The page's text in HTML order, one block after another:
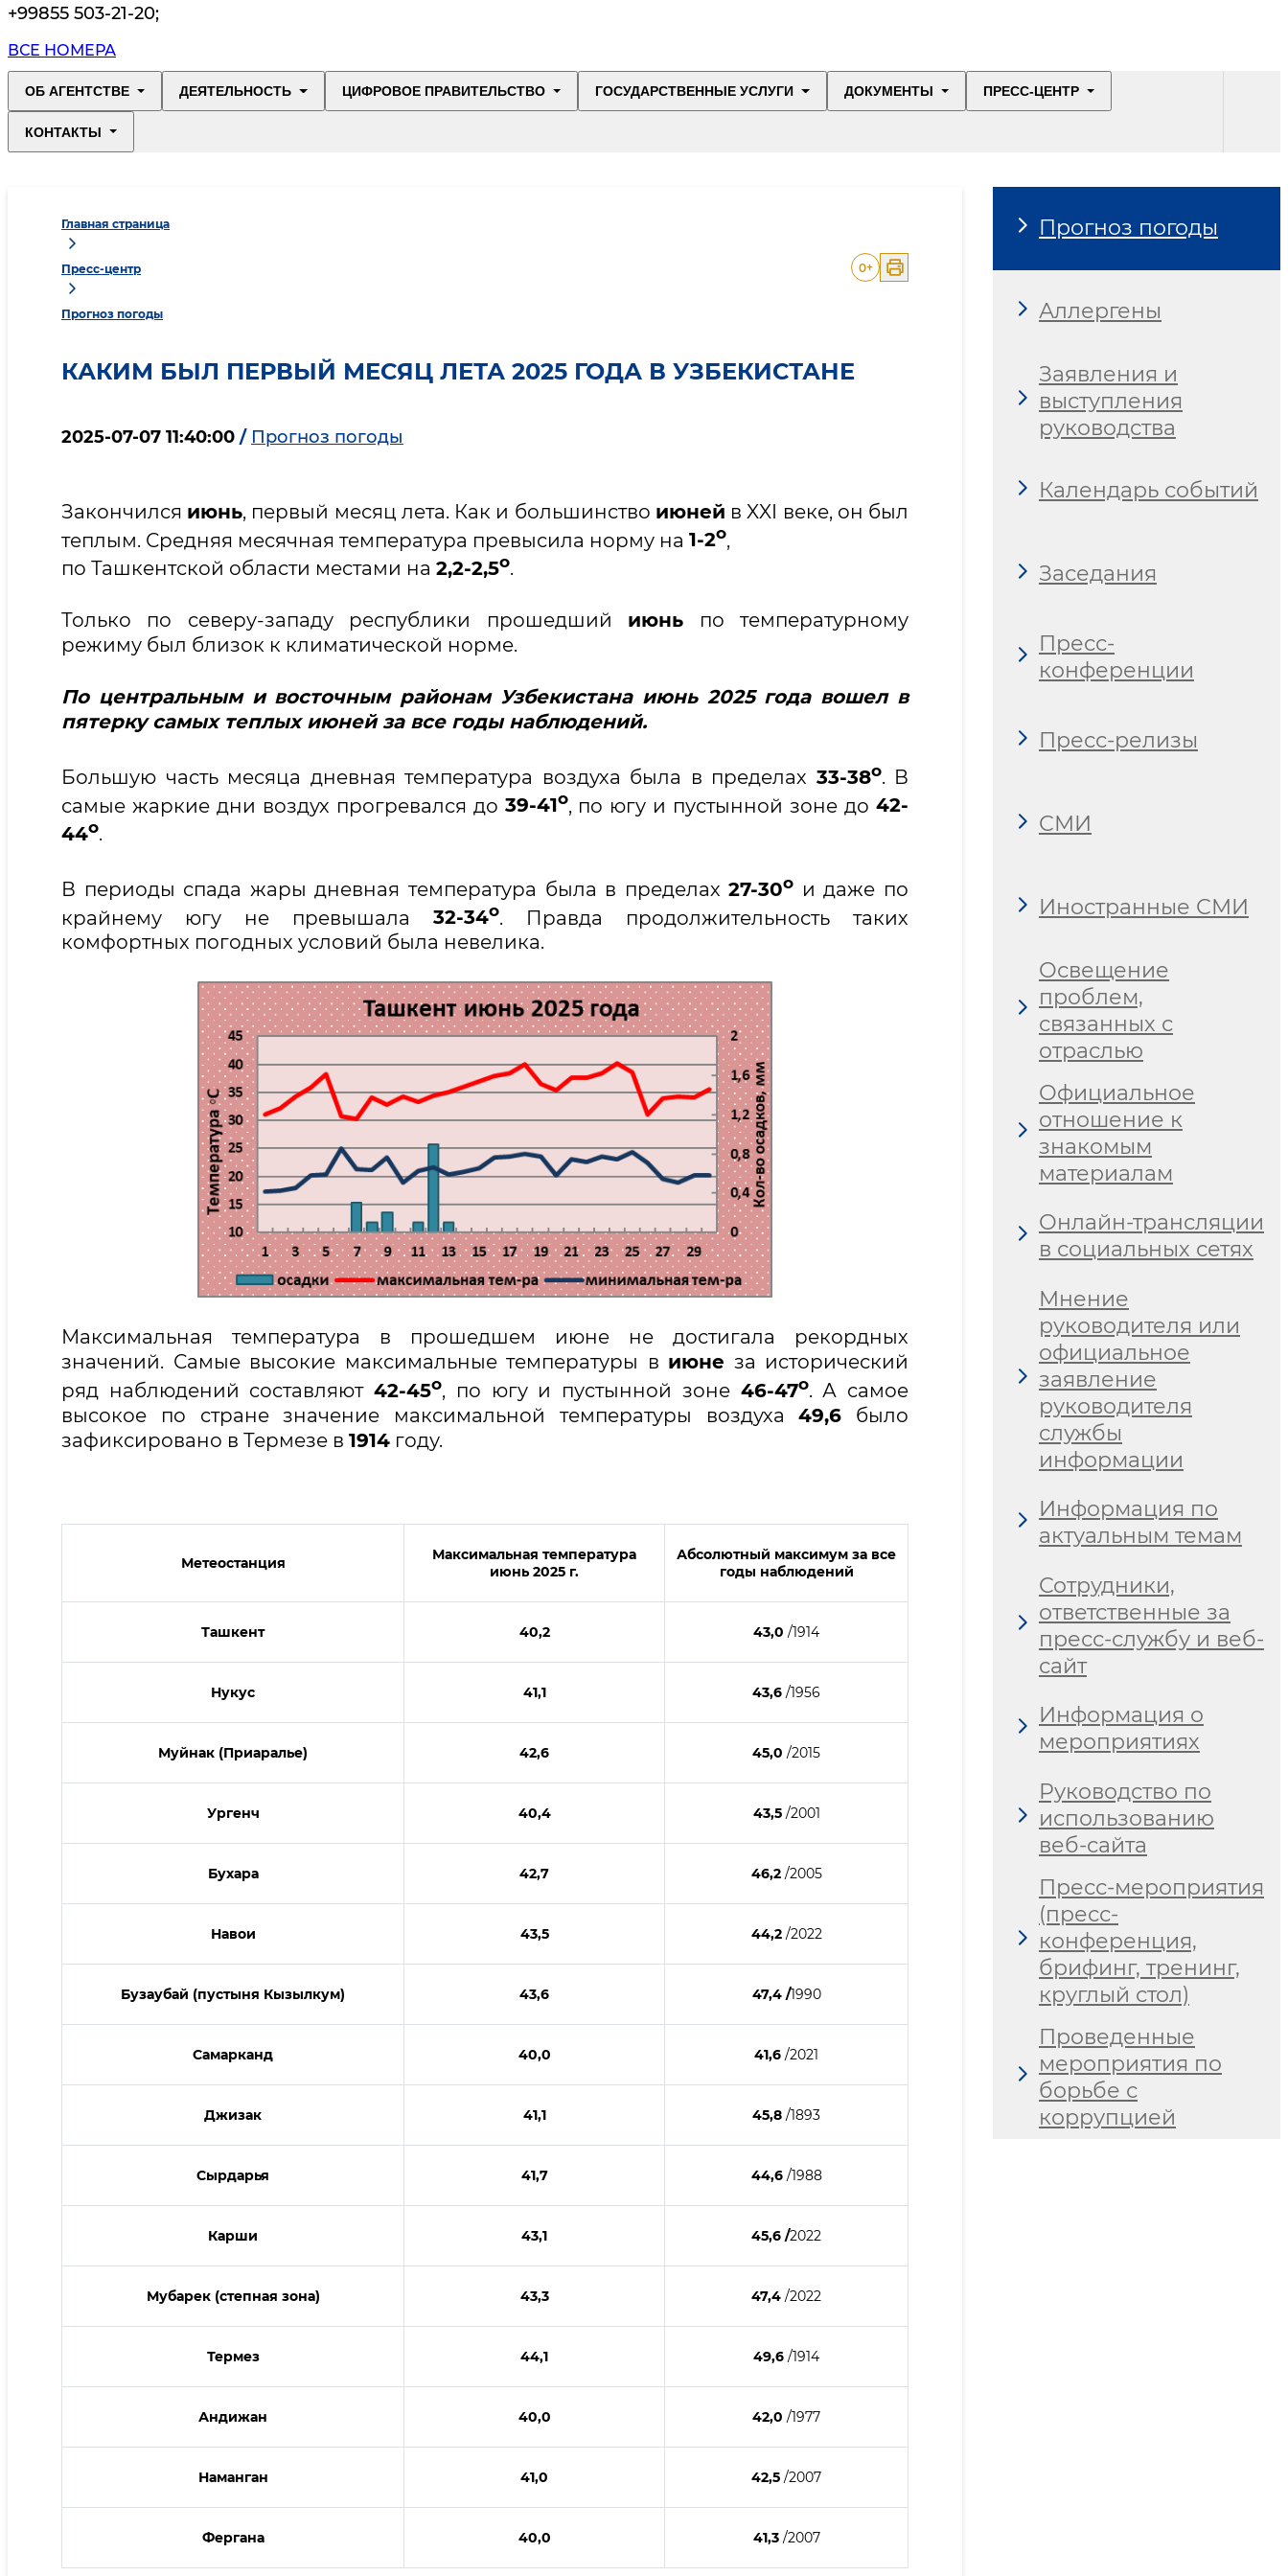
+99855 503-21-20;
ВСЕ НОМЕРА
ОБ АГЕНТСТВЕ ДЕЯТЕЛЬНОСТЬ ЦИФРОВОЕ ПРАВИТЕЛЬСТВО ГОСУДАРСТВЕННЫЕ УСЛУГИ ДОКУМЕНТЫ ПРЕСС-ЦЕНТР
КОНТАКТЫ
Главная страница
Пресс-центр
Прогноз погоды
0+
КАКИМ БЫЛ ПЕРВЫЙ МЕСЯЦ ЛЕТА 2025 ГОДА В УЗБЕКИСТАНЕ
2025-07-07 11:40:00 / Прогноз погоды
Закончился июнь, первый месяц лета. Как и большинство июней в XXI веке, он был
теплым. Средняя месячная температура превысила норму на 1-2о,
по Ташкентской области местами на 2,2-2,5о.
Только по северу-западу республики прошедший июнь по температурному
режиму был близок к климатической норме.
По центральным и восточным районам Узбекистана июнь 2025 года вошел в
пятерку самых теплых июней за все годы наблюдений.
Большую часть месяца дневная температура воздуха была в пределах 33-38о. В
самые жаркие дни воздух прогревался до 39-41о, по югу и пустынной зоне до42-
44о.
В периоды спада жары дневная температура была в пределах27-30о и даже по
крайнему югу не превышала 32-34о. Правда продолжительность таких
комфортных погодных условий была невелика.
Максимальная температура в прошедшем июне не достигала рекордных
значений. Самые высокие максимальные температуры в июне за исторический
ряд наблюдений составляют42-45о, по югу и пустынной зоне 46-47о. А самое
высокое по стране значение максимальной температуры воздуха49,6 было
зафиксировано в Термезе в 1914 году.
Метеостанция
Максимальная температура
июнь 2025 г.
Абсолютный максимум за все
годы наблюдений
Ташкент 40,2 43,0 /1914
Нукус 41,1 43,6 /1956
Муйнак (Приаралье) 42,6 45,0 /2015
Ургенч 40,4 43,5 /2001
Бухара 42,7 46,2 /2005
Навои 43,5 44,2 /2022
Бузаубай (пустыня Кызылкум) 43,6 47,4 /1990
Самарканд 40,0 41,6 /2021
Джизак 41,1 45,8 /1893
Сырдарья 41,7 44,6 /1988
Карши 43,1 45,6 /2022
Мубарек (степная зона) 43,3 47,4 /2022
Термез 44,1 49,6 /1914
Андижан 40,0 42,0 /1977
Наманган 41,0 42,5 /2007
Фергана 40,0 41,3 /2007
Прогноз погоды
Аллергены
Заявления и
выступления
руководства
Календарь событий
Заседания
Пресс-
конференции
Пресс-релизы
СМИ
Иностранные СМИ
Освещение
проблем,
связанных с
отраслью
Официальное
отношение к
знакомым
материалам
Онлайн-трансляции
в социальных сетях
Мнение
руководителя или
официальное
заявление
руководителя
службы
информации
Информация по
актуальным темам
Сотрудники,
ответственные за
пресс-службу и веб-
сайт
Информация о
мероприятиях
Руководство по
использованию
веб-сайта
Пресс-мероприятия
(пресс-
конференция,
брифинг, тренинг,
круглый стол)
Проведенные
мероприятия по
борьбе с
коррупцией